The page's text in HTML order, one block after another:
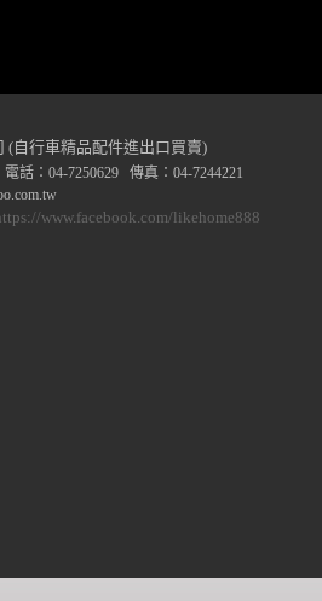
(自行車精品配件進出口買賣)
話：04-7250629 傳真：04-7244221
www.facebook.com/likehome888